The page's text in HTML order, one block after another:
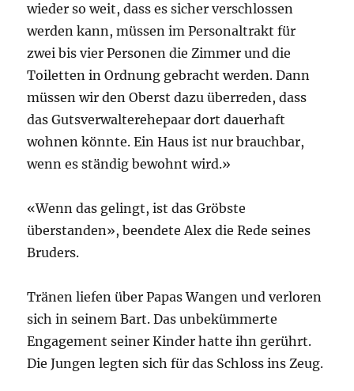
wieder so weit, dass es sicher verschlossen
werden kann, müssen im Personaltrakt für
zwei bis vier Personen die Zimmer und die
Toiletten in Ordnung gebracht werden. Dann
müssen wir den Oberst dazu überreden, dass
das Gutsverwalterehepaar dort dauerhaft
wohnen könnte. Ein Haus ist nur brauchbar,
wenn es ständig bewohnt wird.»
«Wenn das gelingt, ist das Gröbste
überstanden», beendete Alex die Rede seines
Bruders.
Tränen liefen über Papas Wangen und verloren
sich in seinem Bart. Das unbekümmerte
Engagement seiner Kinder hatte ihn gerührt.
Die Jungen legten sich für das Schloss ins Zeug.